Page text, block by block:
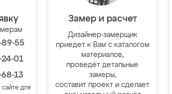
55
01
13
сайте для
Замер и расчет
Дизайнер-замерщик
приедет к Вам с каталогом
материалов,
проведёт детальные
замеры,
составит проект и сделает